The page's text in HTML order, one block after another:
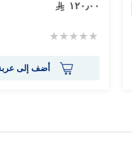
١٢٠٫٠٠
Rating:
أضف إلى